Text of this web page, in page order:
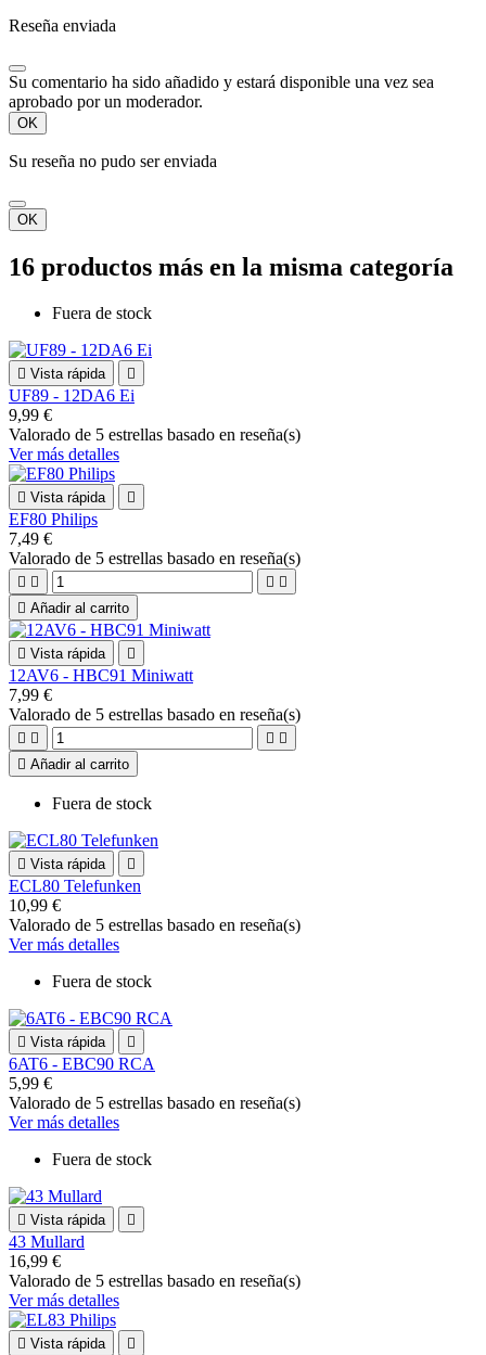
Reseña enviada
Su comentario ha sido añadido y estará disponible una vez sea
aprobado por un moderador.
OK
Su reseña no pudo ser enviada
OK
16 productos más en la misma categoría
Fuera de stock
 Vista rápida 
UF89 - 12DA6 Ei
9,99 €
Valorado de 5 estrellas basado en reseña(s)
Ver más detalles
 Vista rápida 
EF80 Philips
7,49 €
Valorado de 5 estrellas basado en reseña(s)
   
 Añadir al carrito
 Vista rápida 
12AV6 - HBC91 Miniwatt
7,99 €
Valorado de 5 estrellas basado en reseña(s)
   
 Añadir al carrito
Fuera de stock
 Vista rápida 
ECL80 Telefunken
10,99 €
Valorado de 5 estrellas basado en reseña(s)
Ver más detalles
Fuera de stock
 Vista rápida 
6AT6 - EBC90 RCA
5,99 €
Valorado de 5 estrellas basado en reseña(s)
Ver más detalles
Fuera de stock
 Vista rápida 
43 Mullard
16,99 €
Valorado de 5 estrellas basado en reseña(s)
Ver más detalles
 Vista rápida 